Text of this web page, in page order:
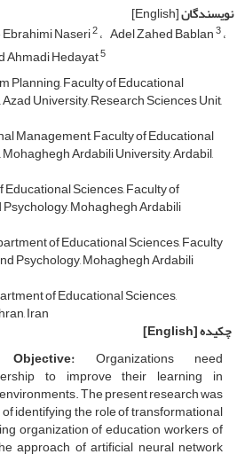
نویسندگان[English]
Naseri2 Adel Zahed Bablan3
Ahmadi Hedayat5
Planning, Faculty of Educational
University, Research Sciences Unit,
Management, Faculty of Educational
Ardabili University, Ardabil,
Sciences, Faculty of
Mohaghegh Ardabili
of Educational Sciences, Faculty
Psychology, Mohaghegh Ardabili
of Educational Sciences,
Iran
چکیده[English]
: Organizations need
to improve their learning in
The present research was
identifying the role of transformational
organization of education workers of
approach of artificial neural network